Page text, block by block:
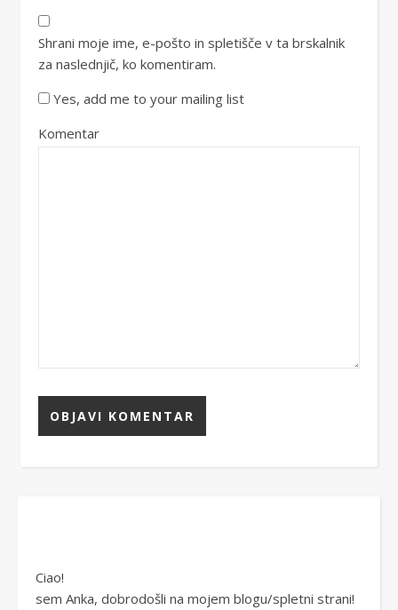
Shrani moje ime, e-pošto in spletišče v ta brskalnik
za naslednjič, ko komentiram.
Yes, add me to your mailing list
Komentar
Ciao!
sem Anka, dobrodošli na mojem blogu/spletni strani!